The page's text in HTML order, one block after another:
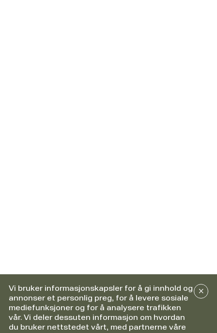
Vi bruker informasjonskapsler for å gi innhold og
annonser et personlig preg, for å levere sosiale
mediefunksjoner og for å analysere trafikken
vår. Vi deler dessuten informasjon om hvordan
du bruker nettstedet vårt, med partnerne våre